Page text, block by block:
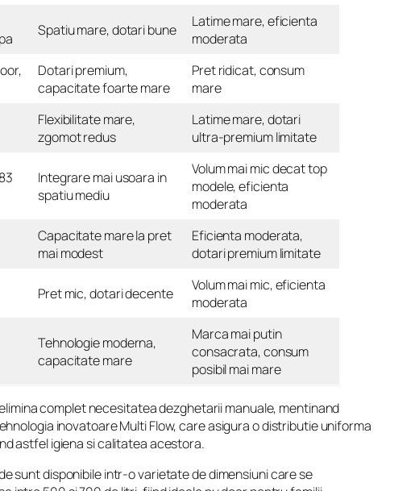
Spatiu mare, dotari bune
Latime mare, eficienta
moderata
Dotari premium,
capacitate foarte mare
Pret ridicat, consum
mare
Flexibilitate mare,
zgomot redus
Latime mare, dotari
ultra-premium limitate
Integrare mai usoara in
spatiu mediu
Volum mai mic decat top
modele, eficienta
moderata
Capacitate mare la pret
mai modest
Eficienta moderata,
dotari premium limitate
Pret mic, dotari decente
Volum mai mic, eficienta
moderata
Tehnologie moderna,
capacitate mare
Marca mai putin
consacrata, consum
posibil mai mare
complet necesitatea dezghetarii manuale, mentinand
inovatoare Multi Flow, care asigura o distributie uniforma
astfel igiena si calitatea acestora.
sunt disponibile intr-o varietate de dimensiuni care se